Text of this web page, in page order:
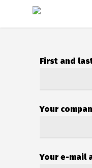
First and
Your
Your e-mail